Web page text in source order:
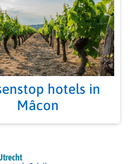
hotels in
Mâcon